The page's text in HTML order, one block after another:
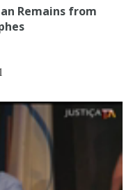
Remains from